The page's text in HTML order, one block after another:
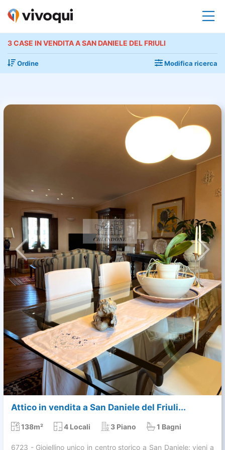
3 CASE IN VENDITA A SAN DANIELE DEL FRIULI
Ordine Modifica ricerca
Attico in vendita a San Daniele del Friuli...
138m² 4 Locali 3 Piano 1 Bagni
6723 - Gioiellino unico in centro storico a San Daniele: vieni a